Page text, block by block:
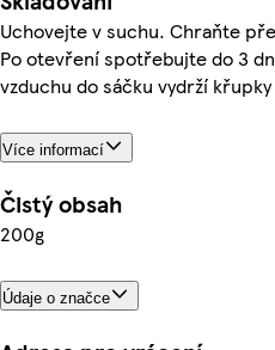
Uchovejte v suchu. Chraňte
Po otevření spotřebujte do 3
vzduchu do sáčku vydrží
Více informací
Čistý obsah
200g
Údaje o značce